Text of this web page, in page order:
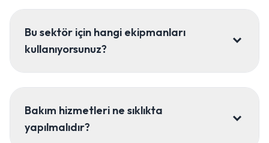
Bu sektör için hangi ekipmanları
kullanıyorsunuz?
Bakım hizmetleri ne sıklıkta
yapılmalıdır?